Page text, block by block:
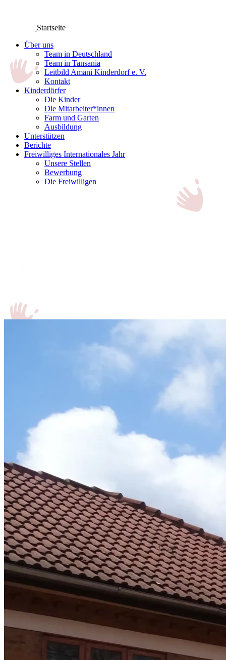
Startseite
Über uns
Team in Deutschland
Team in Tansania
Leitbild Amani Kinderdorf e. V.
Kontakt
Kinderdörfer
Die Kinder
Die Mitarbeiter*innen
Farm und Garten
Ausbildung
Unterstützen
Berichte
Freiwilliges Internationales Jahr
Unsere Stellen
Bewerbung
Die Freiwilligen